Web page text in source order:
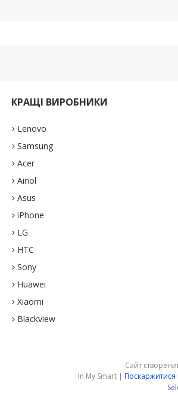
КРАЩІ ВИРОБНИКИ
Lenovo
Samsung
Acer
Ainol
Asus
iPhone
LG
HTC
Sony
Huawei
Xiaomi
Blackview
Сайт
In My Smart | Поскаржитися